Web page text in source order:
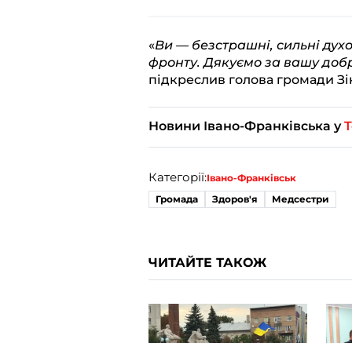
«Ви — безстрашні, сильні
фронту. Дякуємо за вашу
підкреслив голова громади
Новини Івано-Франківська у
Категорії:Івано-Франківськ
Громада
Здоров'я Медсестри
ЧИТАЙТЕ ТАКОЖ